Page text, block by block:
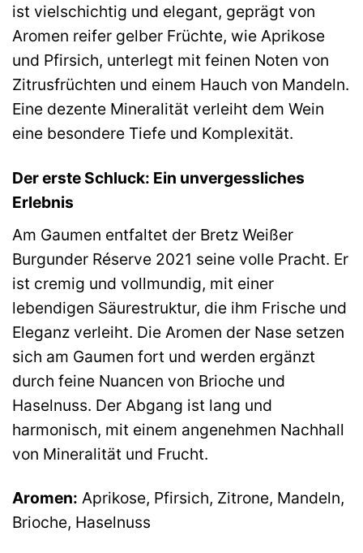
ist vielschichtig und elegant, geprägt von
Aromen reifer gelber Früchte, wie Aprikose
und Pfirsich, unterlegt mit feinen Noten von
Zitrusfrüchten und einem Hauch von Mandeln.
Eine dezente Mineralität verleiht dem Wein
eine besondere Tiefe und Komplexität.
Der erste Schluck: Ein unvergessliches
Erlebnis
Am Gaumen entfaltet der Bretz Weißer
Burgunder Réserve 2021 seine volle Pracht. Er
ist cremig und vollmundig, mit einer
lebendigen Säurestruktur, die ihm Frische und
Eleganz verleiht. Die Aromen der Nase setzen
sich am Gaumen fort und werden ergänzt
durch feine Nuancen von Brioche und
Haselnuss. Der Abgang ist lang und
harmonisch, mit einem angenehmen Nachhall
von Mineralität und Frucht.
Aromen: Aprikose, Pfirsich, Zitrone, Mandeln,
Brioche, Haselnuss